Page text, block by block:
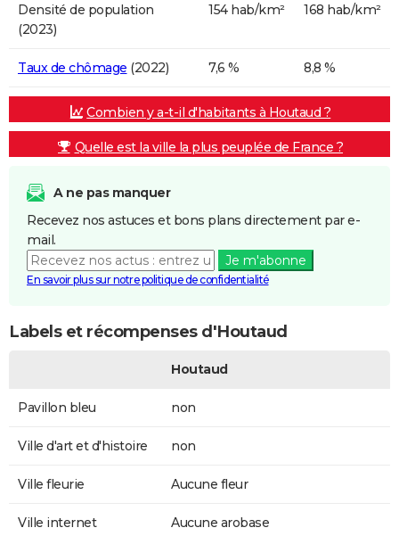
Densité de population
(2023)
154 hab/km² 168 hab/km²
Taux de chômage (2022) 7,6 % 8,8 %
Combien y a-t-il d'habitants à Houtaud ?
Quelle est la ville la plus peuplée de France ?
A ne pas manquer
Recevez nos astuces et bons plans directement par e-
mail.
Je m'abonne
En savoir plus sur notre politique de confidentialité
Labels et récompenses d'Houtaud
Houtaud
Pavillon bleu non
Ville d'art et d'histoire non
Ville fleurie Aucune fleur
Ville internet Aucune arobase